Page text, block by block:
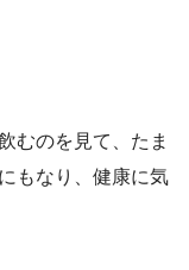
むのを見て、たま
もなり、健康に気